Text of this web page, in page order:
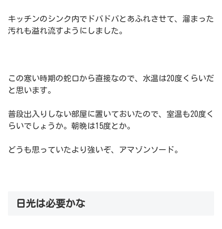
キッチンのシンク内でドバドバとあふれさせて、溜まった
汚れも溢れ流すようにしました。
この寒い時期の蛇口から直接なので、水温は20度くらいだ
と思います。
普段出入りしない部屋に置いておいたので、室温も20度く
らいでしょうか。朝晩は15度とか。
どうも思っていたより強いぞ、アマゾンソード。
日光は必要かな